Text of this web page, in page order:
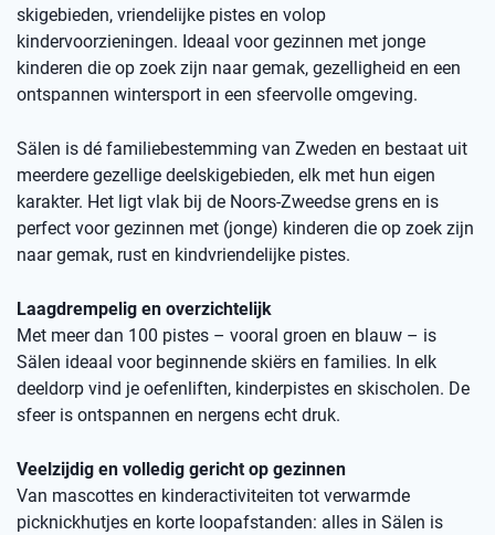
skigebieden, vriendelijke pistes en volop
kindervoorzieningen. Ideaal voor gezinnen met jonge
kinderen die op zoek zijn naar gemak, gezelligheid en een
ontspannen wintersport in een sfeervolle omgeving.
Sälen is dé familiebestemming van Zweden en bestaat uit
meerdere gezellige deelskigebieden, elk met hun eigen
karakter. Het ligt vlak bij de Noors-Zweedse grens en is
perfect voor gezinnen met (jonge) kinderen die op zoek zijn
naar gemak, rust en kindvriendelijke pistes.
Laagdrempelig en overzichtelijk
Met meer dan 100 pistes – vooral groen en blauw – is
Sälen ideaal voor beginnende skiërs en families. In elk
deeldorp vind je oefenliften, kinderpistes en skischolen. De
sfeer is ontspannen en nergens echt druk.
Veelzijdig en volledig gericht op gezinnen
Van mascottes en kinderactiviteiten tot verwarmde
picknickhutjes en korte loopafstanden: alles in Sälen is